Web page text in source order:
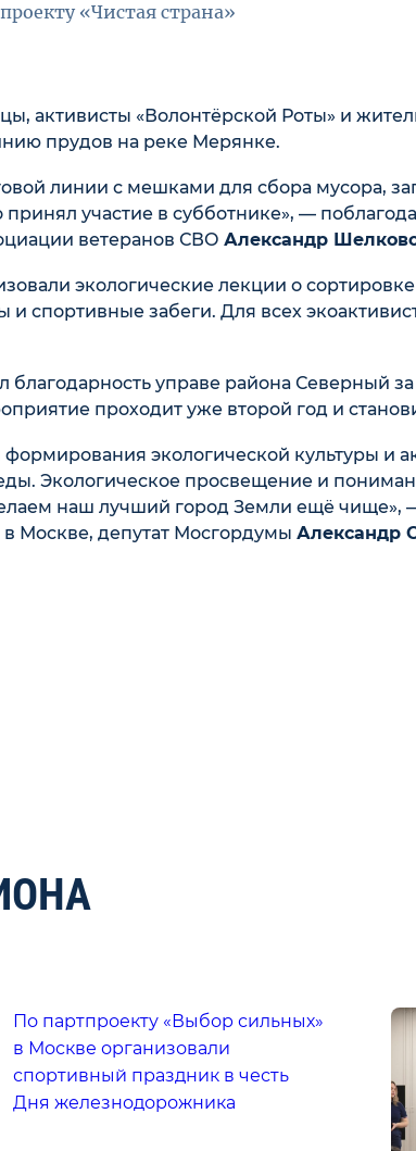
«Чистая страна»
активисты «Волонтёрской Роты» и
прудов на реке Мерянке.
линии с мешками для сбора мусора,
принял участие в субботнике», —
ветеранов СВО Александр
экологические лекции о
и спортивные забеги. Для всех
благодарность управе района Северный
проходит уже второй год и
экологической культуры и
Экологическое просвещение и
наш лучший город Земли ещё чище»,
в Москве, депутат Мосгордумы Александр
По партпроекту «Выбор сильных»
в Москве организовали
спортивный праздник в честь
Дня железнодорожника